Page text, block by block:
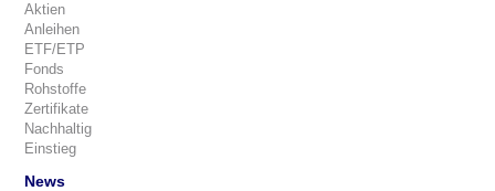
Aktien
Anleihen
ETF/ETP
Fonds
Rohstoffe
Zertifikate
Nachhaltig
Einstieg
News